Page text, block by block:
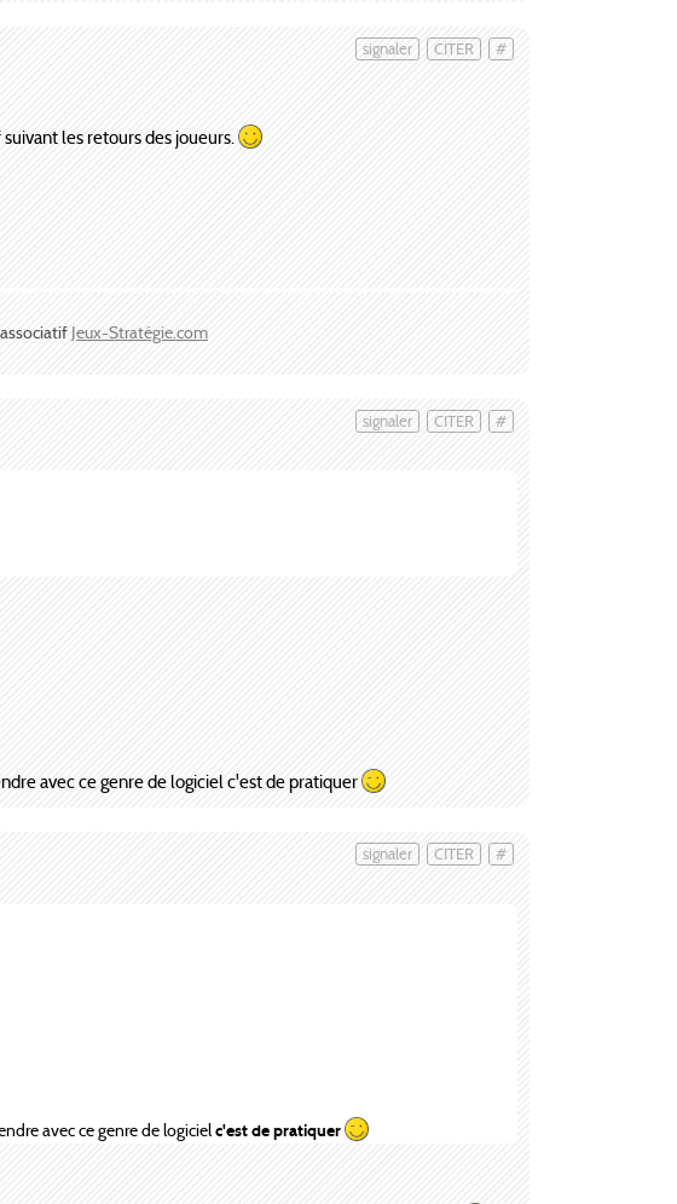
#
CITER
signaler
les retours des joueurs.
Jeux-Stratégie.com
#
CITER
signaler
avec ce genre de logiciel c'est de pratiquer
#
CITER
signaler
avec ce genre de logicielc'est de pratiquer